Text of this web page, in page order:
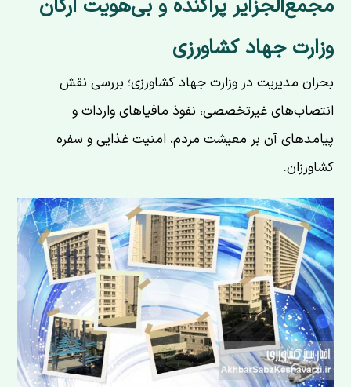
مجمع‌الجزایر پراکنده و بی‌هویت ارکان
وزارت جهاد کشاورزی
بحران مدیریت در وزارت جهاد کشاورزی؛ بررسی نقش
انتصاب‌های غیرتخصصی، نفوذ مافیاهای واردات و
پیامدهای آن بر معیشت مردم، امنیت غذایی و سفره
کشاورزان.